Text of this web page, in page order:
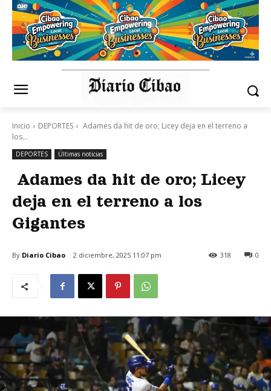
Inicio DEPORTES
Adames da hit de oro; Licey deja en el terreno a
los...
DEPORTES Últimas noticias
Adames da hit de oro; Licey
deja en el terreno a los
Gigantes
By Diario Cibao 2 diciembre, 2025 11:07 pm 0
318